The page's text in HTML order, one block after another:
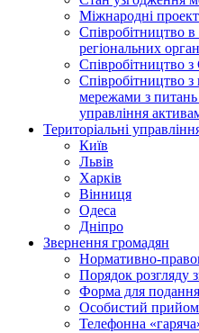
Міжнародні
Співробітництво
регіональних
Співробітництво
Співробітництво
мережами з
управління
Територіальні
Київ
Львів
Харків
Вінниця
Одеса
Дніпро
Звернення громадян
Нормативно-
Порядок розгляду
Форма для
Особистий прийом
Телефонна